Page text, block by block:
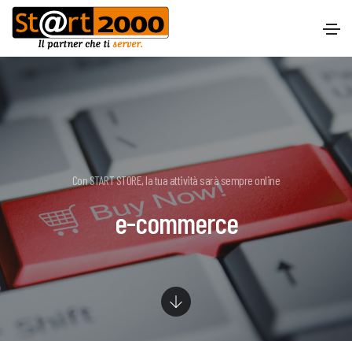
Con START STORE, la tua attività sarà sempre online
e-commerce